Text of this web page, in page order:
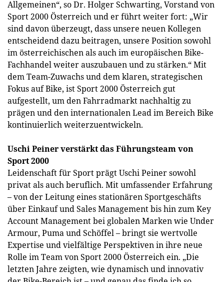
Allgemeinen“, so Dr. Holger Schwarting, Vorstand von
Sport 2000 Österreich und er führt weiter fort: „Wir
sind davon überzeugt, dass unsere neuen Kollegen
entscheidend dazu beitragen, unsere Position sowohl
im österreichischen als auch im europäischen Bike-
Fachhandel weiter auszubauen und zu stärken.“ Mit
dem Team-Zuwachs und dem klaren, strategischen
Fokus auf Bike, ist Sport 2000 Österreich gut
aufgestellt, um den Fahrradmarkt nachhaltig zu
prägen und den internationalen Lead im Bereich Bike
kontinuierlich weiterzuentwickeln.
Uschi Peiner verstärkt das Führungsteam von
Sport 2000
Leidenschaft für Sport prägt Uschi Peiner sowohl
privat als auch beruflich. Mit umfassender Erfahrung
– von der Leitung eines stationären Sportgeschäfts
über Einkauf und Sales Management bis hin zum Key
Account Management bei globalen Marken wie Under
Armour, Puma und Schöffel – bringt sie wertvolle
Expertise und vielfältige Perspektiven in ihre neue
Rolle im Team von Sport 2000 Österreich ein. „Die
letzten Jahre zeigten, wie dynamisch und innovativ